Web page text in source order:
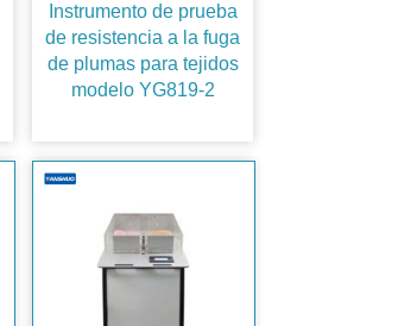
Instrumento de prueba
de resistencia a la fuga
de plumas para tejidos
modelo YG819-2